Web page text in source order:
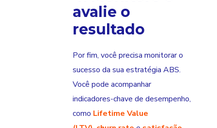
avalie o
resultado
Por fim, você precisa monitorar o
sucesso da sua estratégia ABS.
Você pode acompanhar
indicadores-chave de desempenho,
como Lifetime Value